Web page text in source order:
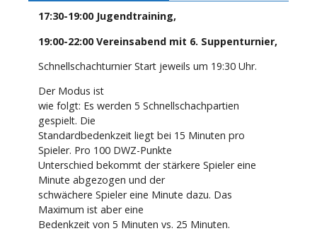
17:30-19:00 Jugendtraining,
19:00-22:00 Vereinsabend mit 6. Suppenturnier,
Schnellschachturnier Start jeweils um 19:30 Uhr.
Der Modus ist
wie folgt: Es werden 5 Schnellschachpartien
gespielt. Die
Standardbedenkzeit liegt bei 15 Minuten pro
Spieler. Pro 100 DWZ-Punkte
Unterschied bekommt der stärkere Spieler eine
Minute abgezogen und der
schwächere Spieler eine Minute dazu. Das
Maximum ist aber eine
Bedenkzeit von 5 Minuten vs. 25 Minuten.